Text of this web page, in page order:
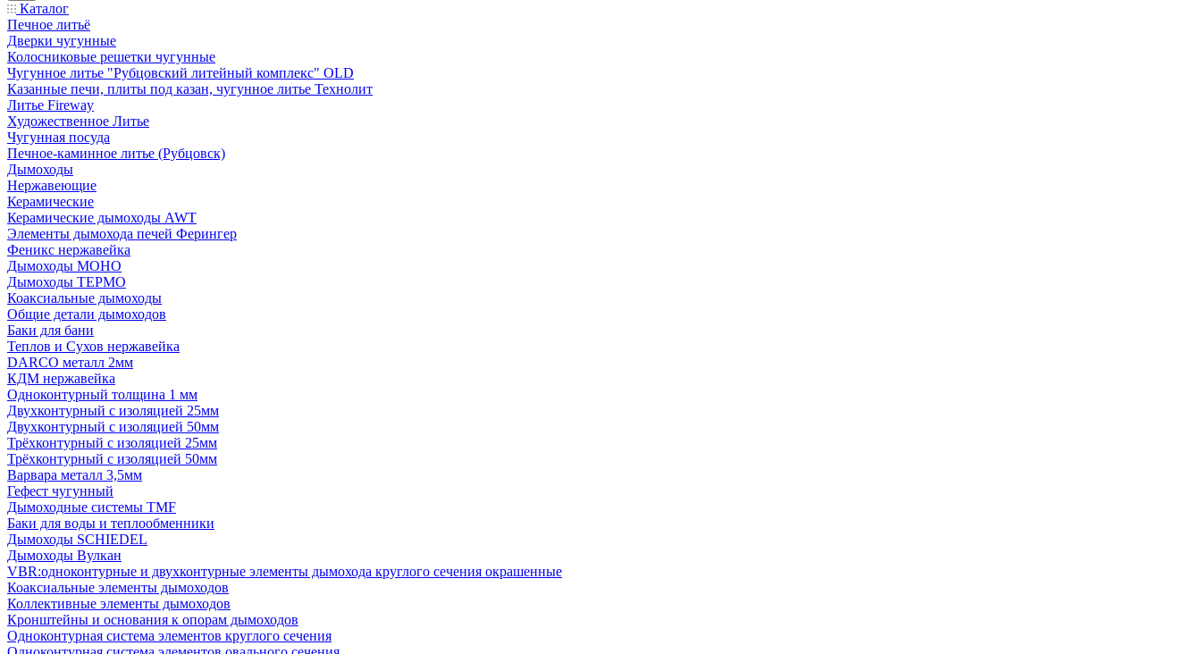
Каталог
Печное литьё
Дверки чугунные
Колосниковые решетки чугунные
Чугунное литье "Рубцовский литейный комплекс" OLD
Казанные печи, плиты под казан, чугунное литье Технолит
Литье Fireway
Художественное Литье
Чугунная посуда
Печное-каминное литье (Рубцовск)
Дымоходы
Нержавеющие
Керамические
Керамические дымоходы AWT
Элементы дымохода печей Ферингер
Феникс нержавейка
Дымоходы МОНО
Дымоходы ТЕРМО
Коаксиальные дымоходы
Общие детали дымоходов
Баки для бани
Теплов и Сухов нержавейка
DARCO металл 2мм
КДМ нержавейка
Одноконтурный толщина 1 мм
Двухконтурный с изоляцией 25мм
Двухконтурный с изоляцией 50мм
Трёхконтурный с изоляцией 25мм
Трёхконтурный с изоляцией 50мм
Варвара металл 3,5мм
Гефест чугунный
Дымоходные системы TMF
Баки для воды и теплообменники
Дымоходы SCHIEDEL
Дымоходы Вулкан
VBR:одноконтурные и двухконтурные элементы дымохода круглого сечения окрашенные
Коаксиальные элементы дымоходов
Коллективные элементы дымоходов
Кронштейны и основания к опорам дымоходов
Одноконтурная система элементов круглого сечения